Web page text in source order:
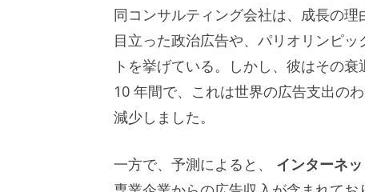
同コンサルティング会社は、成長の
目立った政治広告や、パリオリンピ
トを挙げている。しかし、彼はその
10 年間で、これは世界の広告支出の
減少しました。
一方で、予測によると、 インターネッ